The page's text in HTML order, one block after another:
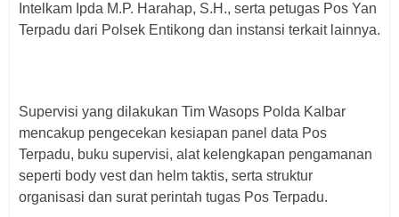
Intelkam Ipda M.P. Harahap, S.H., serta petugas Pos Yan
Terpadu dari Polsek Entikong dan instansi terkait lainnya.
Supervisi yang dilakukan Tim Wasops Polda Kalbar
mencakup pengecekan kesiapan panel data Pos
Terpadu, buku supervisi, alat kelengkapan pengamanan
seperti body vest dan helm taktis, serta struktur
organisasi dan surat perintah tugas Pos Terpadu.